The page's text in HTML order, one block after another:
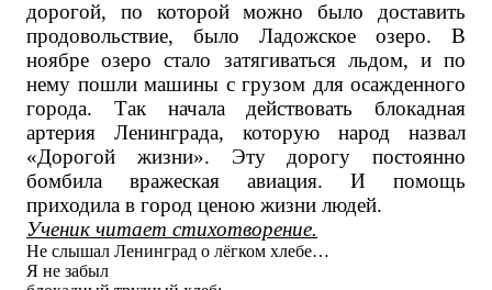
дорогой, по которой можно было доставить
продовольствие, было Ладожское озеро. В
ноябре озеро стало затягиваться льдом, и по
нему пошли машины с грузом для осажденного
города. Так начала действовать блокадная
артерия Ленинграда, которую народ назвал
«Дорогой жизни». Эту дорогу постоянно
бомбила вражеская авиация. И помощь
приходила в город ценою жизни людей.
Ученик читает стихотворение.
Не слышал Ленинград о лёгком хлебе…
Я не забыл